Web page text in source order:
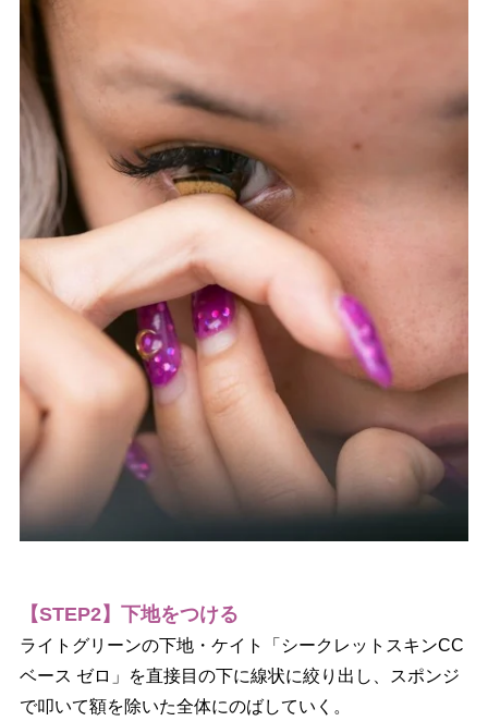
【STEP2】下地をつける
ライトグリーンの下地・ケイト「シークレットスキンCC
ベース ゼロ」を直接目の下に線状に絞り出し、スポンジ
で叩いて額を除いた全体にのばしていく。